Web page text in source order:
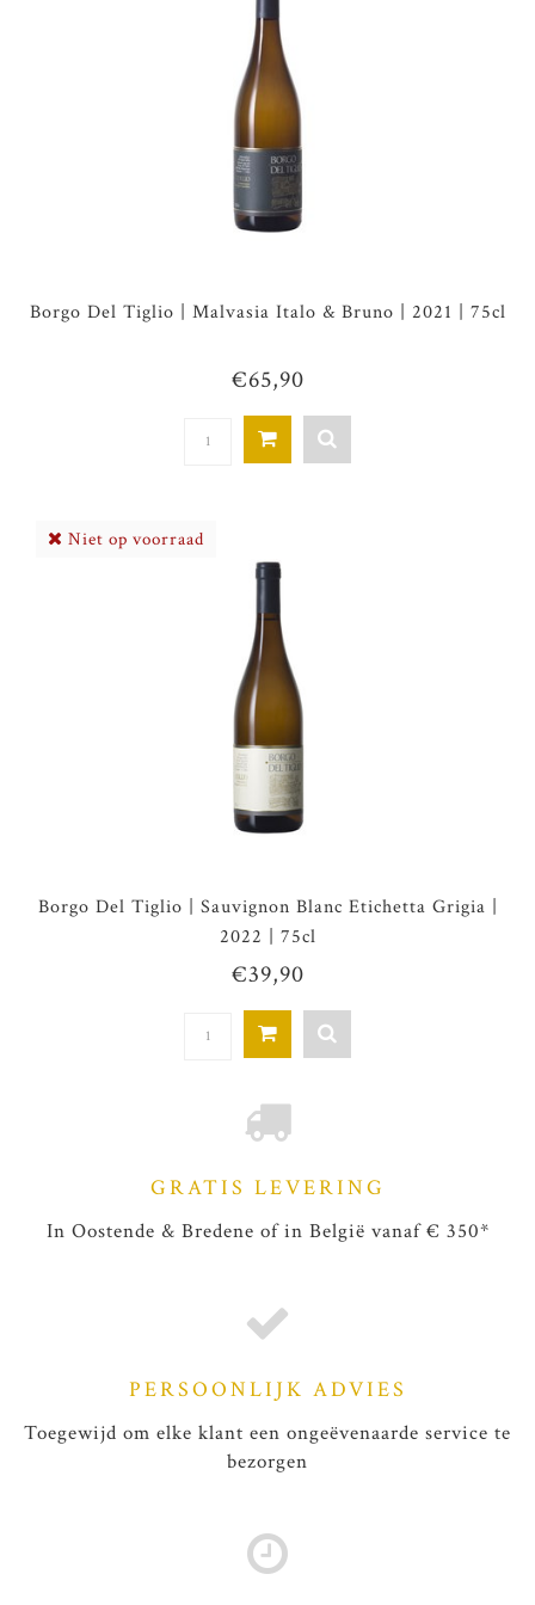
Borgo Del Tiglio | Malvasia Italo & Bruno | 2021 | 75cl
€65,90
Niet op voorraad
Borgo Del Tiglio | Sauvignon Blanc Etichetta Grigia |
2022 | 75cl
€39,90
GRATIS LEVERING
In Oostende & Bredene of in België vanaf € 350*
PERSOONLIJK ADVIES
Toegewijd om elke klant een ongeëvenaarde service te
bezorgen